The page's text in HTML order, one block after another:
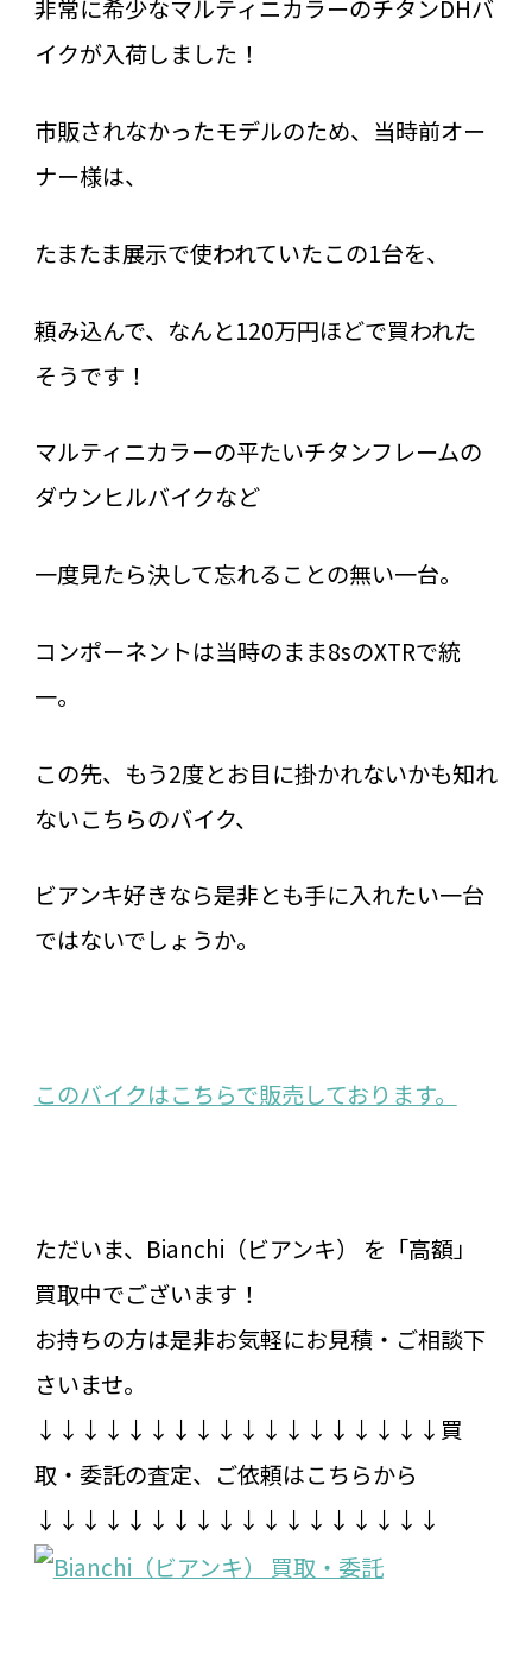
非常に希少なマルティニカラーのチタンDHバ
イクが入荷しました！
市販されなかったモデルのため、当時前オー
ナー様は、
たまたま展示で使われていたこの1台を、
頼み込んで、なんと120万円ほどで買われた
そうです！
マルティニカラーの平たいチタンフレームの
ダウンヒルバイクなど
一度見たら決して忘れることの無い一台。
コンポーネントは当時のまま8sのXTRで統
一。
この先、もう2度とお目に掛かれないかも知れ
ないこちらのバイク、
ビアンキ好きなら是非とも手に入れたい一台
ではないでしょうか。
このバイクはこちらで販売しております。
ただいま、Bianchi（ビアンキ） を「高額」
買取中でございます！
お持ちの方は是非お気軽にお見積・ご相談下
さいませ。
↓↓↓↓↓↓↓↓↓↓↓↓↓↓↓↓↓↓買
取・委託の査定、ご依頼はこちらから
↓↓↓↓↓↓↓↓↓↓↓↓↓↓↓↓↓↓